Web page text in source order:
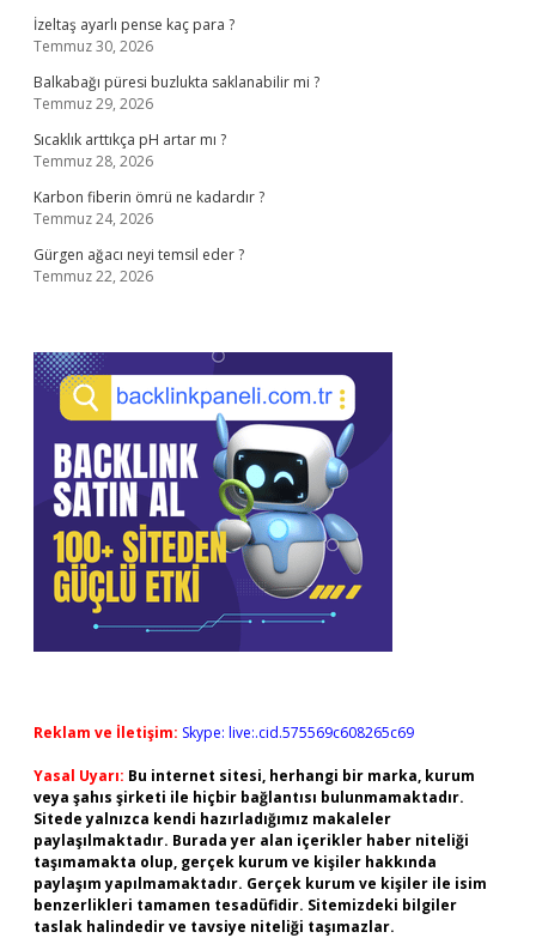
İzeltaş ayarlı pense kaç para ?
Temmuz 30, 2026
Balkabağı püresi buzlukta saklanabilir mi ?
Temmuz 29, 2026
Sıcaklık arttıkça pH artar mı ?
Temmuz 28, 2026
Karbon fiberin ömrü ne kadardır ?
Temmuz 24, 2026
Gürgen ağacı neyi temsil eder ?
Temmuz 22, 2026
Reklam ve İletişim: Skype: live:.cid.575569c608265c69
Yasal Uyarı: Bu internet sitesi, herhangi bir marka, kurum
veya şahıs şirketi ile hiçbir bağlantısı bulunmamaktadır.
Sitede yalnızca kendi hazırladığımız makaleler
paylaşılmaktadır. Burada yer alan içerikler haber niteliği
taşımamakta olup, gerçek kurum ve kişiler hakkında
paylaşım yapılmamaktadır. Gerçek kurum ve kişiler ile isim
benzerlikleri tamamen tesadüfidir. Sitemizdeki bilgiler
taslak halindedir ve tavsiye niteliği taşımazlar.